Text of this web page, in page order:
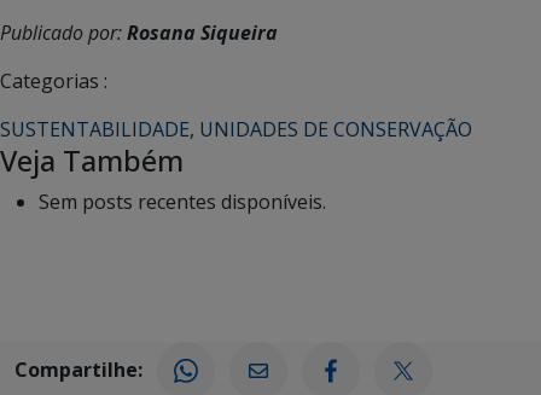
Publicado por:Rosana Siqueira
Categorias :
SUSTENTABILIDADE, UNIDADES DE CONSERVAÇÃO
Veja Também
Sem posts recentes disponíveis.
Compartilhe: